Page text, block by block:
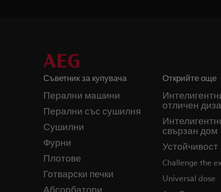
Съветник за купувача
Перални машини
Перални със сушилня
Сушилни
Фурни
Плотове
Готварски печки
Абсорбатори
Открийте още
отличен
свързан дом
Устойчивост
Challenge the
Universal dose